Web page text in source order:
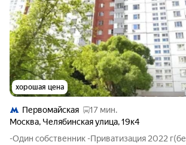
хорошая цена
Первомайская
17 мин.
Москва, Челябинская улица,19к4
-Один собственник -Приватизация 2022